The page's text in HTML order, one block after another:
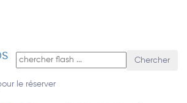
Chercher
le réserver